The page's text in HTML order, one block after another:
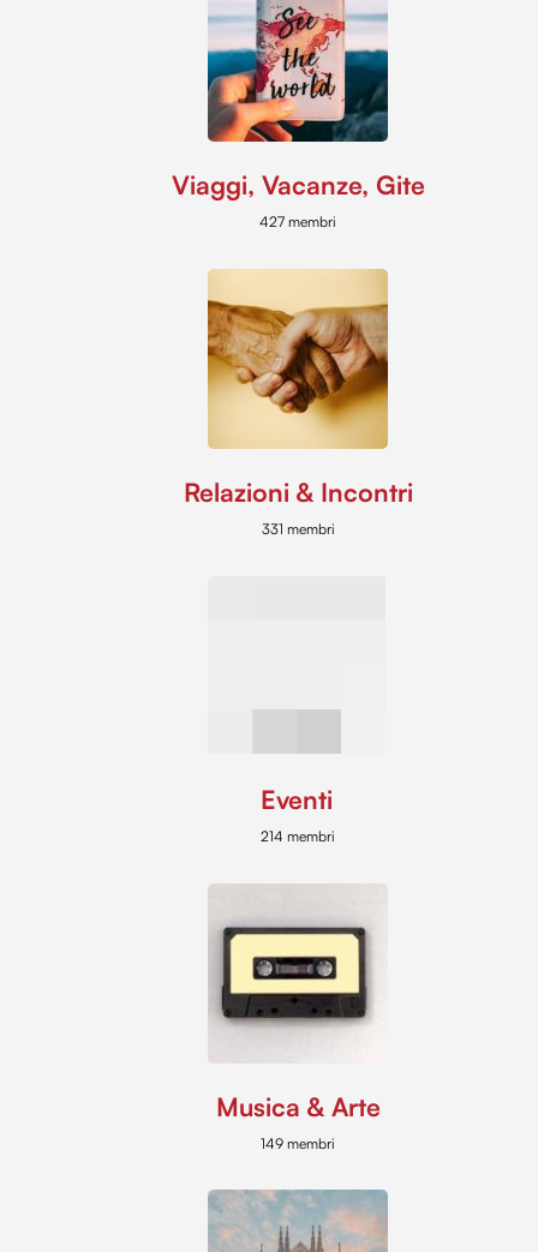
Viaggi, Vacanze, Gite
427 membri
Relazioni & Incontri
331 membri
Eventi
214 membri
Musica & Arte
149 membri